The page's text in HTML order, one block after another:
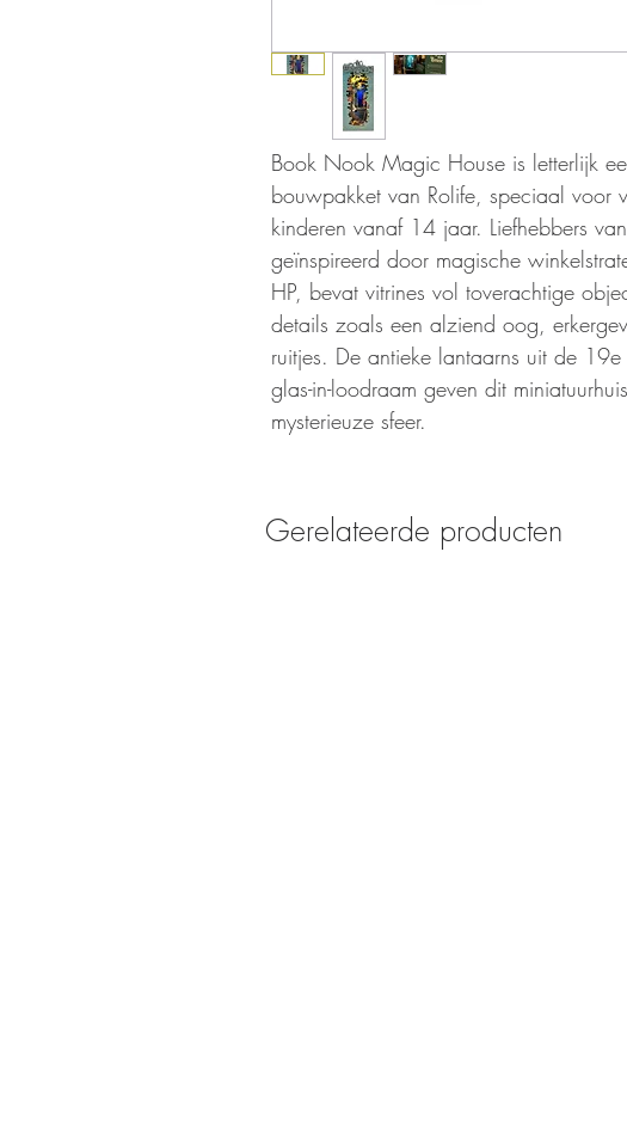
Book Nook Magic House is letterlijk
bouwpakket van Rolife, speciaal voor
kinderen vanaf 14 jaar. Liefhebbers
geïnspireerd door magische
HP, bevat vitrines vol toverachtige
details zoals een alziend oog,
ruitjes. De antieke lantaarns uit de
glas-in-loodraam geven dit
mysterieuze sfeer.
Gerelateerde producten